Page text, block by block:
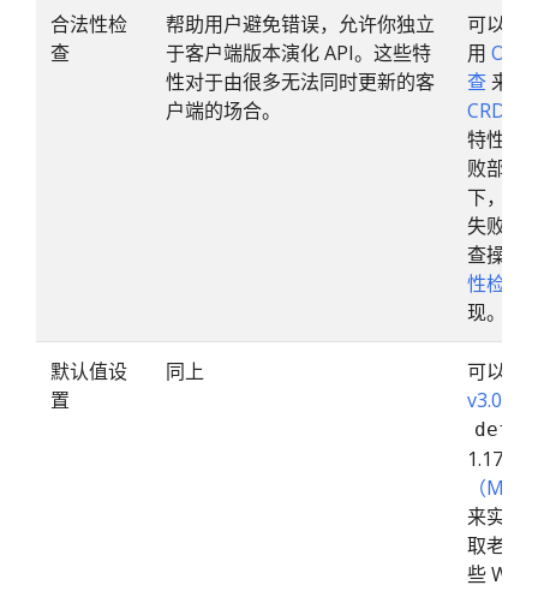
合法性检
查
帮助用户避免错误，允许你独立
于客户端版本演化 API。这些特
性对于由很多无法同时更新的客
户端的场合。
可以。
用
查 来设
特性门
败部分
下，忽
失败验
查操作
性检查
现。
默认值设
置
同上
可以。
v3.0 合
1.17 正
（
来实现
取老的
些